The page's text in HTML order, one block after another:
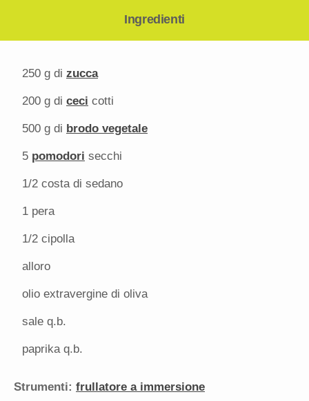
Ingredienti
250 g di zucca
200 g di ceci cotti
500 g di brodo vegetale
5 pomodori secchi
1/2 costa di sedano
1 pera
1/2 cipolla
alloro
olio extravergine di oliva
sale q.b.
paprika q.b.
Strumenti: frullatore a immersione